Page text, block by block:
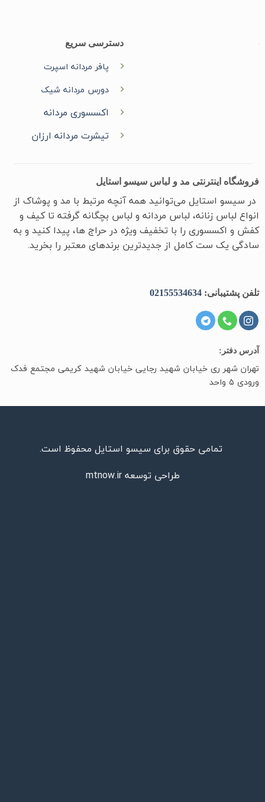
دسترسی سریع
پافر مردانه اسپرت
دورس مردانه شیک
اکسسوری مردانه
تیشرت مردانه ارزان
اینترنتی مد و لباس سیسو استایل
‌استایل می‌توانید همه آنچه مرتبط با مد و پوشاک از
زنانه، لباس مردانه و لباس بچگانه گرفته تا کیف و
را با تخفیف ویژه در حراج ها، پیدا کنید و به
یک ست کامل از جدیدترین‌ برندهای معتبر را بخرید.
02155534634
شهر ری خیابان شهید رجایی خیابان شهید کریمی مجتمع فدک
تمامی حقوق برای سیسو استایل محفوظ است.
طراحی توسعهmtnow.ir